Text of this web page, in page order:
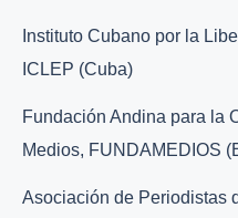
Instituto Cubano por la
ICLEP (Cuba)
Fundación Andina para la
Medios, FUNDAMEDIOS
Asociación de Periodistas